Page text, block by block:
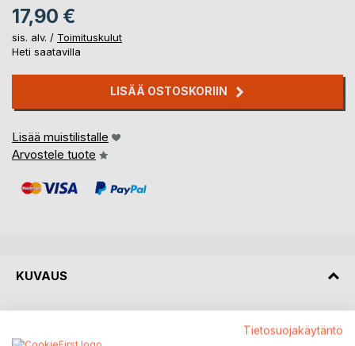
17,90 €
sis. alv. / Toimituskulut
Heti saatavilla
LISÄÄ OSTOSKORIIN
Lisää muistilistalle
Arvostele tuote
KUVAUS
Tietosuojakäytäntö